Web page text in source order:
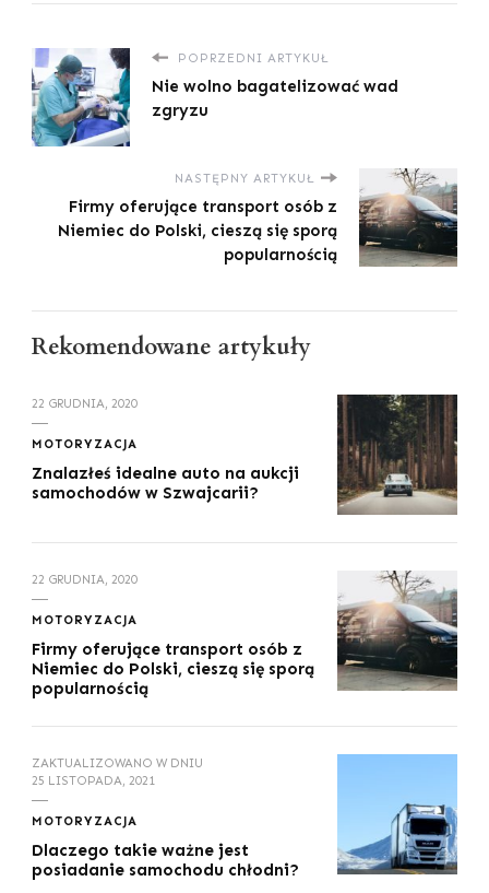
POPRZEDNI ARTYKUŁ
Nie wolno bagatelizować wad
zgryzu
NASTĘPNY ARTYKUŁ
Firmy oferujące transport osób z
Niemiec do Polski, cieszą się sporą
popularnością
Rekomendowane artykuły
22 GRUDNIA, 2020
MOTORYZACJA
Znalazłeś idealne auto na aukcji
samochodów w Szwajcarii?
22 GRUDNIA, 2020
MOTORYZACJA
Firmy oferujące transport osób z
Niemiec do Polski, cieszą się sporą
popularnością
ZAKTUALIZOWANO W DNIU
25 LISTOPADA, 2021
MOTORYZACJA
Dlaczego takie ważne jest
posiadanie samochodu chłodni?